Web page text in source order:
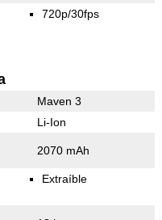
720p/30fps
Maven 3
Li-Ion
2070 mAh
Extraíble